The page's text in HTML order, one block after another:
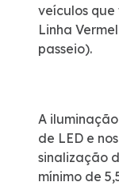
Trabalhe
Ponte 50 anos
veículos que
Linha
passeio).
A
de LED e
sinalização
mínimo de